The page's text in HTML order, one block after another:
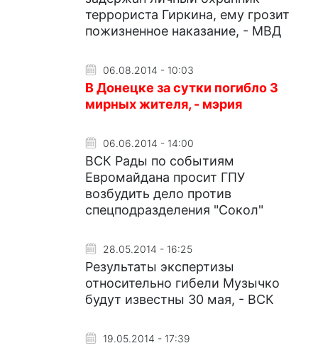
террориста Гиркина, ему грозит
пожизненное наказание, - МВД
06.08.2014 - 10:03
В Донецке за сутки погибло 3
мирных жителя, - мэрия
06.06.2014 - 14:00
ВСК Рады по событиям
Евромайдана просит ГПУ
возбудить дело против
спецподразделения "Сокол"
28.05.2014 - 16:25
Результаты экспертизы
относительно гибели Музычко
будут известны 30 мая, - ВСК
19.05.2014 - 17:39